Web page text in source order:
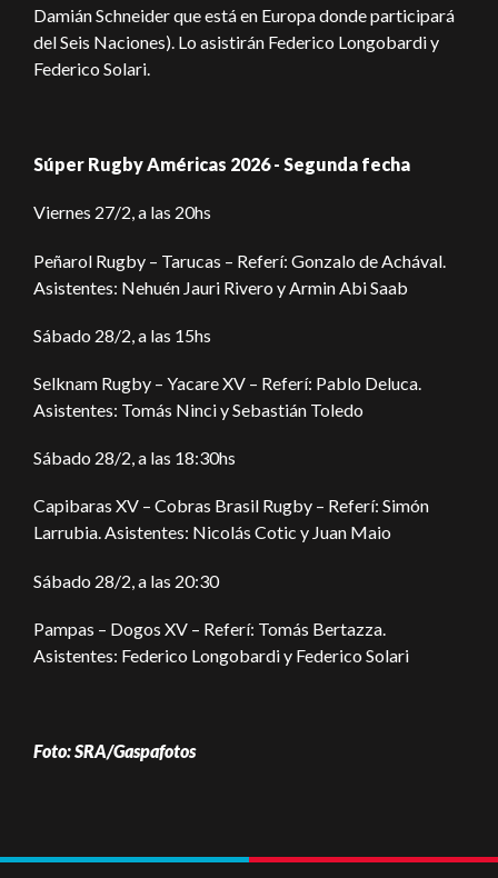
Damián Schneider que está en Europa donde participará
del Seis Naciones). Lo asistirán Federico Longobardi y
Federico Solari.
Súper Rugby Américas 2026 - Segunda fecha
Viernes 27/2, a las 20hs
Peñarol Rugby – Tarucas – Referí: Gonzalo de Achával.
Asistentes: Nehuén Jauri Rivero y Armin Abi Saab
Sábado 28/2, a las 15hs
Selknam Rugby – Yacare XV – Referí: Pablo Deluca.
Asistentes: Tomás Ninci y Sebastián Toledo
Sábado 28/2, a las 18:30hs
Capibaras XV – Cobras Brasil Rugby – Referí: Simón
Larrubia. Asistentes: Nicolás Cotic y Juan Maio
Sábado 28/2, a las 20:30
Pampas – Dogos XV – Referí: Tomás Bertazza.
Asistentes: Federico Longobardi y Federico Solari
Foto: SRA/Gaspafotos